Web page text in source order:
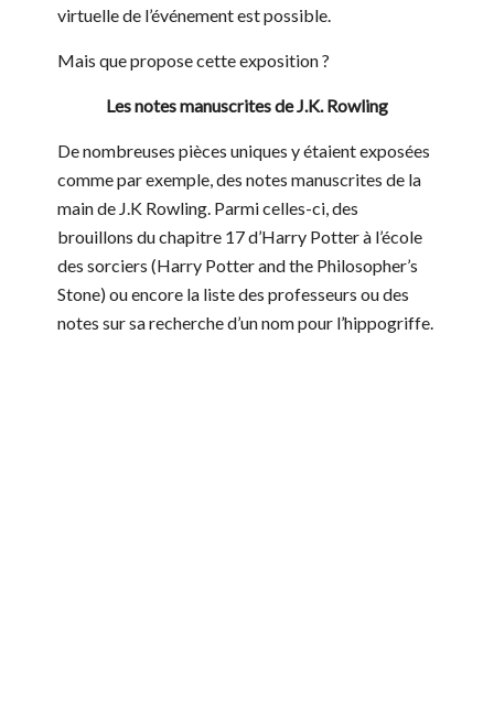
virtuelle de l’événement est possible.
Mais que propose cette exposition ?
Les notes manuscrites de J.K. Rowling
De nombreuses pièces uniques y étaient exposées
comme par exemple, des notes manuscrites de la
main de J.K Rowling. Parmi celles-ci, des
brouillons du chapitre 17 d’Harry Potter à l’école
des sorciers (Harry Potter and the Philosopher’s
Stone) ou encore la liste des professeurs ou des
notes sur sa recherche d’un nom pour l’hippogriffe.